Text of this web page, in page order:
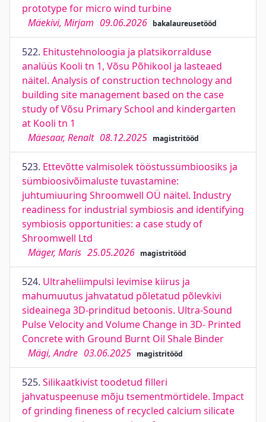
prototype for micro wind turbine
Mäekivi, Mirjam 09.06.2026 bakalaureusetööd
522. Ehitustehnoloogia ja platsikorralduse
analüüs Kooli tn 1, Võsu Põhikool ja lasteaed
näitel. Analysis of construction technology and
building site management based on the case
study of Võsu Primary School and kindergarten
at Kooli tn 1
Mäesaar, Renalt 08.12.2025 magistritööd
523. Ettevõtte valmisolek tööstussümbioosiks ja
sümbioosivõimaluste tuvastamine:
juhtumiuuring Shroomwell OÜ näitel. Industry
readiness for industrial symbiosis and identifying
symbiosis opportunities: a case study of
Shroomwell Ltd
Mäger, Maris 25.05.2026 magistritööd
524. Ultraheliimpulsi levimise kiirus ja
mahumuutus jahvatatud põletatud põlevkivi
sideainega 3D-prinditud betoonis. Ultra-Sound
Pulse Velocity and Volume Change in 3D- Printed
Concrete with Ground Burnt Oil Shale Binder
Mägi, Andre 03.06.2025 magistritööd
525. Silikaatkivist toodetud filleri
jahvatuspeenuse mõju tsementmörtidele. Impact
of grinding fineness of recycled calcium silicate